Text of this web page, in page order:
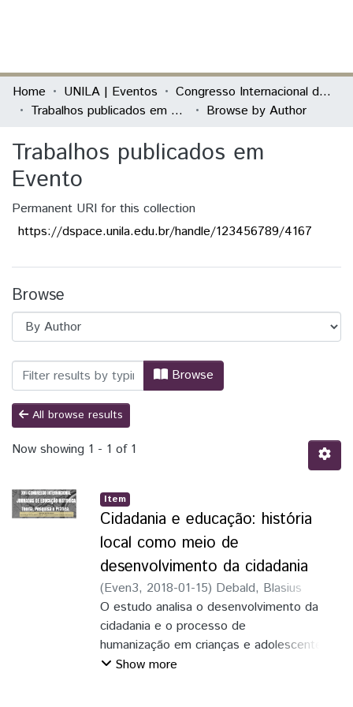
Communities & Collections
All of DSpace
Home UNILA | Eventos
Congresso Internacional das Jornadas de Educação História - Teoria, Pesquisa e Prática
Trabalhos publicados em Evento
Browse by Author
Trabalhos publicados em
Evento
Permanent URI for this collection
https://dspace.unila.edu.br/handle/123456789/4167
Browse
Browsing Trabalhos publicados em
Browse
All browse results
Now showing 1 - 1 of 1
Item
Cidadania e educação: história
local como meio de
desenvolvimento da cidadania
(Even3, 2018-01-15) Debald, Blasius
Silvano;Almeida, Bruna Kalb de;Paiva,
Daniela Andressa Minuceli de
O estudo analisa o desenvolvimento da
cidadania e o processo de
humanização em crianças e adolescentes a
partir da História local. O viés
Show more